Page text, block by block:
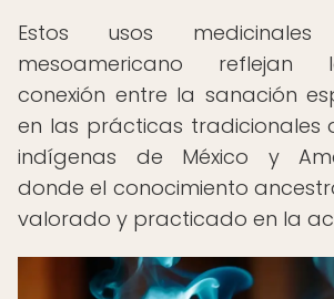
Estos usos
mesoamericano reflejan
conexión entre la sanación
en las prácticas tradicionales
indígenas de México y
donde el conocimiento
valorado y practicado en la